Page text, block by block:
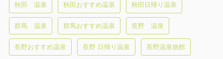
秋田 温泉 秋田おすすめ温泉 秋田日帰り温泉
群馬 温泉 群馬おすすめ温泉 長野 温泉
長野おすすめ温泉 長野 日帰り温泉 長野温泉旅館